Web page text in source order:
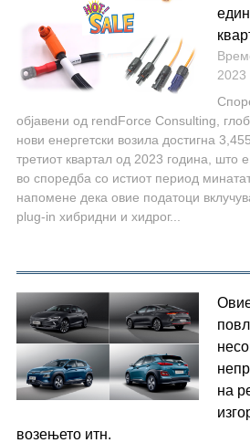
2023
објавени од rendForce Consulting,
нови енергетски возила достигна
третиот квартал од 2023 година, што
во споредба со истиот период
напомене дека овие податоци
plug-in хибридни и хидрог...
на
возењето итн.